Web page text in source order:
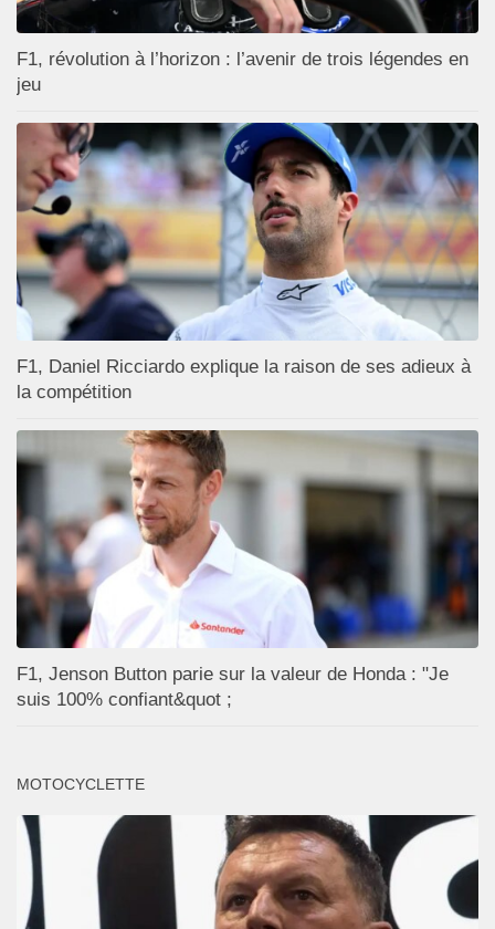
F1, révolution à l’horizon : l’avenir de trois légendes en
jeu
F1, Daniel Ricciardo explique la raison de ses adieux à
la compétition
F1, Jenson Button parie sur la valeur de Honda : "Je
suis 100% confiant&quot ;
MOTOCYCLETTE